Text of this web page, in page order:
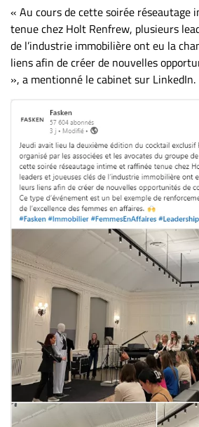
Scoop?
CABINETS
ET
ENTREPRISES
entreprises
Page
entreprises
Publier
un
emploi
Publicité
Solutions de
recrutements
TROUVEZ-
NOUS
Nous
joindre
À
propos
« Au cours de cette soirée réseautage
tenue chez Holt Renfrew, plusieurs
de l’industrie immobilière ont eu la
liens afin de créer de nouvelles
», a mentionné le cabinet sur LinkedIn.